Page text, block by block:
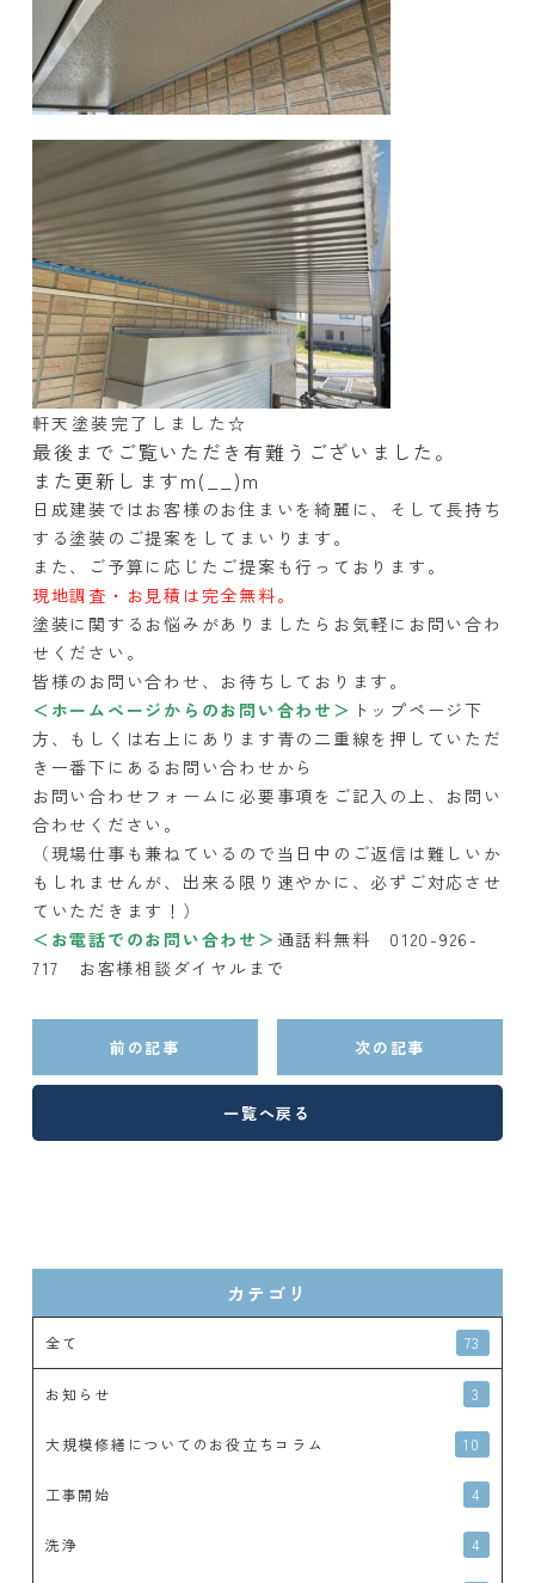
軒天塗装完了しました☆
最後までご覧いただき有難うございました。
また更新しますm(__)m
日成建装ではお客様のお住まいを綺麗に、そして長持ち
する塗装のご提案をしてまいります。
また、ご予算に応じたご提案も行っております。
現地調査・お見積は完全無料。
塗装に関するお悩みがありましたらお気軽にお問い合わ
せください。
皆様のお問い合わせ、お待ちしております。
＜ホームページからのお問い合わせ＞ トップページ下
方、もしくは右上にあります青の二重線を押していただ
き一番下にあるお問い合わせから
お問い合わせフォームに必要事項をご記入の上、お問い
合わせください。
（現場仕事も兼ねているので当日中のご返信は難しいか
もしれませんが、出来る限り速やかに、必ずご対応させ
ていただきます！）
＜お電話でのお問い合わせ＞ 通話料無料 0120-926-
717 お客様相談ダイヤルまで
前の記事 次の記事
一覧へ戻る
カテゴリ
全て 73
お知らせ 3
大規模修繕についてのお役立ちコラム 10
工事開始 4
洗浄 4